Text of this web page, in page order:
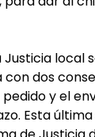
Justicia local
dos
y el
Esta